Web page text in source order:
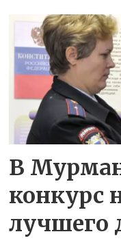
В
конкурс
лучшего